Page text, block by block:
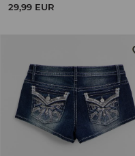
29,99 EUR